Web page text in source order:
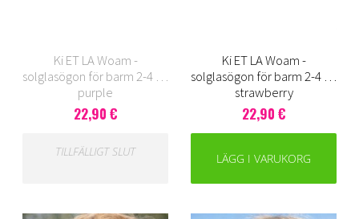
Ki ET LA Woam -
solglasögon för barm 2-4 år,
purple
22,90 €
TILLFÄLLIGT SLUT
Ki ET LA Woam -
solglasögon för barm 2-4 år,
strawberry
22,90 €
LÄGG I VARUKORG